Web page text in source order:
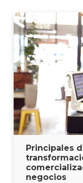
Principales
negocios